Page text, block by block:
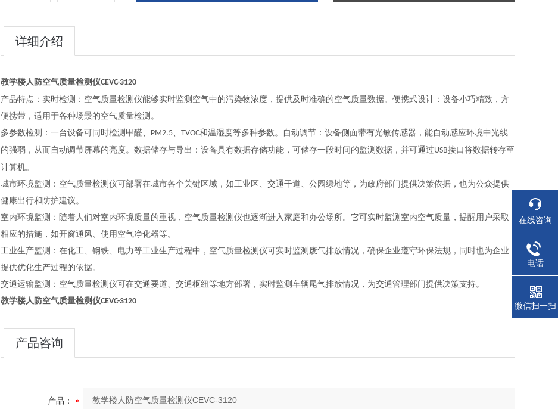
详细介绍
教学楼人防空气质量检测仪CEVC-3120
产品特点 ： 实时检测：空气质量检测仪能够实时监测空气中的污染物浓度，提供及时准确的空气质量数据。 便携式设计：设备小巧精致，方
便携带，适用于各种场景的空气质量检测。
多参数检测：一台设备可同时检测甲醛、 PM2.5、 TVOC和温湿度等多种参数。自动调节：设备侧面带有光敏传感器，能自动感应环境中光线
的强弱，从而自动调节屏幕的亮度。数据储存与导出：设备具有数据存储功能，可储存一段时间的监测数据，并可通过USB接口将数据转存至
计算机。
城市环境监测：空气质量检测仪可部署在城市各个关键区域，如工业区、交通干道、公园绿地等，为政府部门提供决策依据，也为公众提供
健康出行和防护建议。
室内环境监测：随着人们对室内环境质量的重视，空气质量检测仪也逐渐进入家庭和办公场所。它可实时监测室内空气质量，提醒用户采取
相应的措施，如开窗通风、使用空气净化器等。
工业生产监测：在化工、钢铁、电力等工业生产过程中，空气质量检测仪可实时监测废气排放情况，确保企业遵守环保法规，同时也为企业
提供优化生产过程的依据。
交通运输监测：空气质量检测仪可在交通要道、交通枢纽等地方部署，实时监测车辆尾气排放情况，为交通管理部门提供决策支持。
教学楼人防空气质量检测仪CEVC-3120
产品咨询
产品：
在线咨询
电话
微信扫一扫